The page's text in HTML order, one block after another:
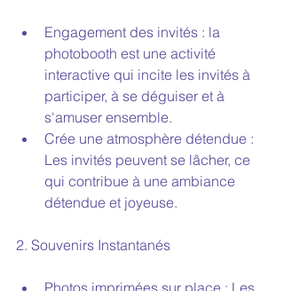
Engagement des invités : la
photobooth est une activité
interactive qui incite les invités à
participer, à se déguiser et à
s'amuser ensemble.
Crée une atmosphère détendue :
Les invités peuvent se lâcher, ce
qui contribue à une ambiance
détendue et joyeuse.
2. Souvenirs Instantanés